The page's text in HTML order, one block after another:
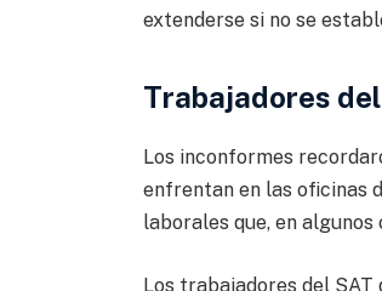
extenderse si no se
Trabajadores
Los inconformes
enfrentan en las oficinas
laborales que, en algunos
Los trabajadores del SAT